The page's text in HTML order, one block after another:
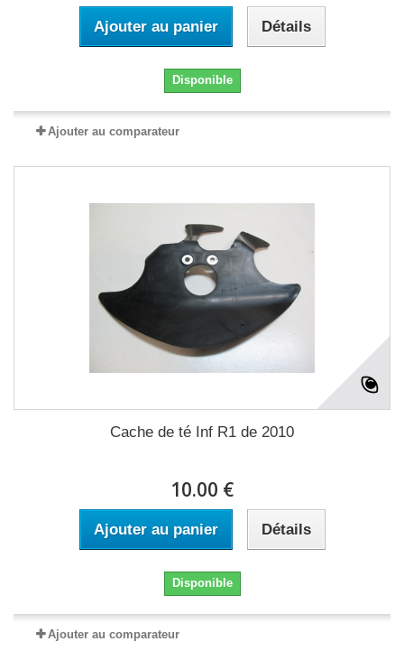
Ajouter au panier Détails
Disponible
Ajouter au comparateur
Cache de té Inf R1 de 2010
10.00 €
Ajouter au panier Détails
Disponible
Ajouter au comparateur